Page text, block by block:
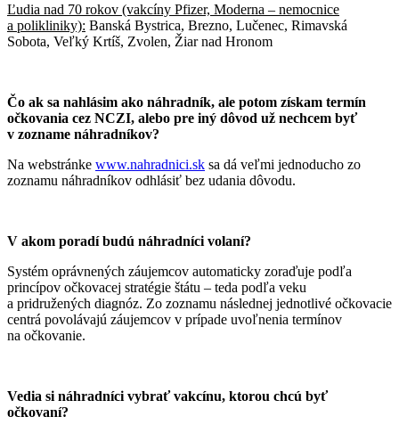
Ľudia nad 70 rokov (vakcíny Pfizer, Moderna – nemocnice
a polikliniky): Banská Bystrica, Brezno, Lučenec, Rimavská
Sobota, Veľký Krtíš, Zvolen, Žiar nad Hronom
Čo ak sa nahlásim ako náhradník, ale potom získam termín
očkovania cez NCZI, alebo pre iný dôvod už nechcem byť
v zozname náhradníkov?
Na webstránke www.nahradnici.sk sa dá veľmi jednoducho zo
zoznamu náhradníkov odhlásiť bez udania dôvodu.
V akom poradí budú náhradníci volaní?
Systém oprávnených záujemcov automaticky zoraďuje podľa
princípov očkovacej stratégie štátu – teda podľa veku
a pridružených diagnóz. Zo zoznamu následnej jednotlivé očkovacie
centrá povolávajú záujemcov v prípade uvoľnenia termínov
na očkovanie.
Vedia si náhradníci vybrať vakcínu, ktorou chcú byť
očkovaní?